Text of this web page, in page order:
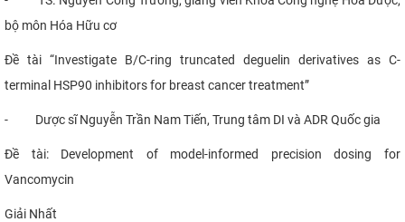
bộ môn Hóa Hữu cơ
Đề tài “Investigate B/C-ring truncated deguelin derivatives as C-
terminal HSP90 inhibitors for breast cancer treatment”
- Dược sĩ Nguyễn Trần Nam Tiến, Trung tâm DI và ADR Quốc gia
Đề tài: Development of model-informed precision dosing for
Vancomycin
Giải Nhất